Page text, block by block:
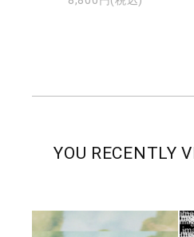
YOU RECENTLY